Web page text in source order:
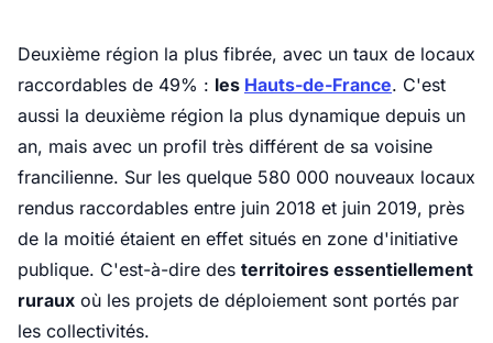
Deuxième région la plus fibrée, avec un taux de locaux
raccordables de 49% : les Hauts-de-France. C'est
aussi la deuxième région la plus dynamique depuis un
an, mais avec un profil très différent de sa voisine
francilienne. Sur les quelque 580 000 nouveaux locaux
rendus raccordables entre juin 2018 et juin 2019, près
de la moitié étaient en effet situés en zone d'initiative
publique. C'est-à-dire des territoires essentiellement
ruraux où les projets de déploiement sont portés par
les collectivités.